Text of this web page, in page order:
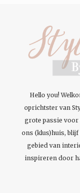
Hello you!
oprichtster van
grote passie
ons (klus)huis, blijf
gebied van
inspireren door